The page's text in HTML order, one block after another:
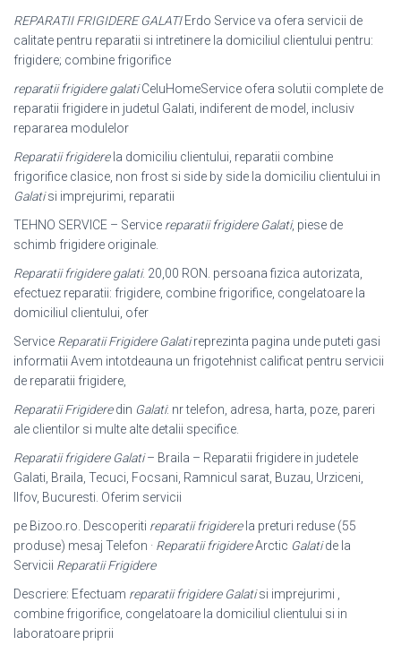
REPARATII FRIGIDERE GALATIErdo Service va ofera servicii de
calitate pentru reparatii si intretinere la domiciliul clientului pentru:
frigidere; combine frigorifice
reparatii frigidere galatiCeluHomeService ofera solutii complete de
reparatii frigidere in judetul Galati, indiferent de model, inclusiv
repararea modulelor
Reparatii frigiderela domiciliu clientului, reparatii combine
frigorifice clasice, non frost si side by side la domiciliu clientului in
Galatisi imprejurimi, reparatii
TEHNO SERVICE – Service reparatii frigidere Galati, piese de
schimb frigidere originale.
Reparatii frigidere galati. 20,00 RON. persoana fizica autorizata,
efectuez reparatii: frigidere, combine frigorifice, congelatoare la
domiciliul clientului, ofer
Service Reparatii Frigidere Galatireprezinta pagina unde puteti gasi
informatii Avem intotdeauna un frigotehnist calificat pentru servicii
de reparatii frigidere,
Reparatii Frigideredin Galati: nr telefon, adresa, harta, poze, pareri
ale clientilor si multe alte detalii specifice.
Reparatii frigidere Galati– Braila – Reparatii frigidere in judetele
Galati, Braila, Tecuci, Focsani, Ramnicul sarat, Buzau, Urziceni,
Ilfov, Bucuresti. Oferim servicii
pe Bizoo.ro. Descoperiti reparatii frigiderela preturi reduse (55
produse) mesaj Telefon · Reparatii frigidereArctic Galatide la
Servicii Reparatii Frigidere
Descriere: Efectuam reparatii frigidere Galatisi imprejurimi ,
combine frigorifice, congelatoare la domiciliul clientului si in
laboratoare priprii